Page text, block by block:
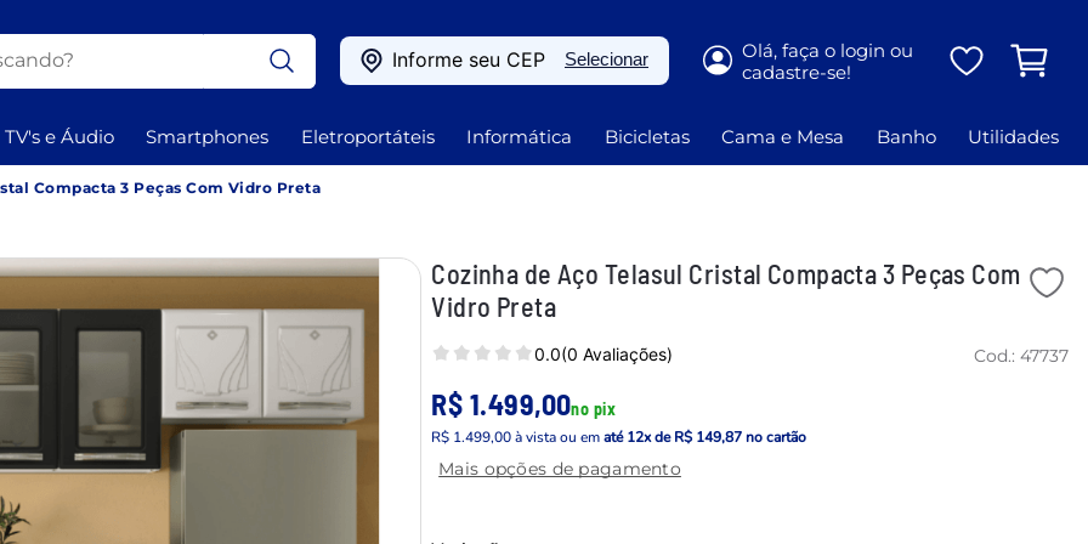
Informe seu CEP Selecionar
TV's e Áudio Smartphones Eletroportáteis Informática Bicicletas Cama e Mesa Banho Utilidades
Compacta 3 Peças Com Vidro Preta
Cozinha de Aço Telasul Cristal Compacta 3 Peças Com
Vidro Preta
0.0(0 Avaliações) Cod.: 47737
R$ 1.499,00no pix
R$ 1.499,00à vistaou ematé12x de R$ 149,87no cartão
Mais opções de pagamento